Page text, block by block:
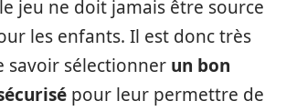
jeu ne doit jamais être source
les enfants. Il est donc très
savoir sélectionner un bon
pour leur permettre de